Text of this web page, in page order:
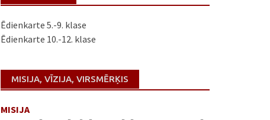
Ēdienkarte 5.-9. klase
Ēdienkarte 10.-12. klase
MISIJA, VĪZIJA, VIRSMĒRĶIS
MISIJA